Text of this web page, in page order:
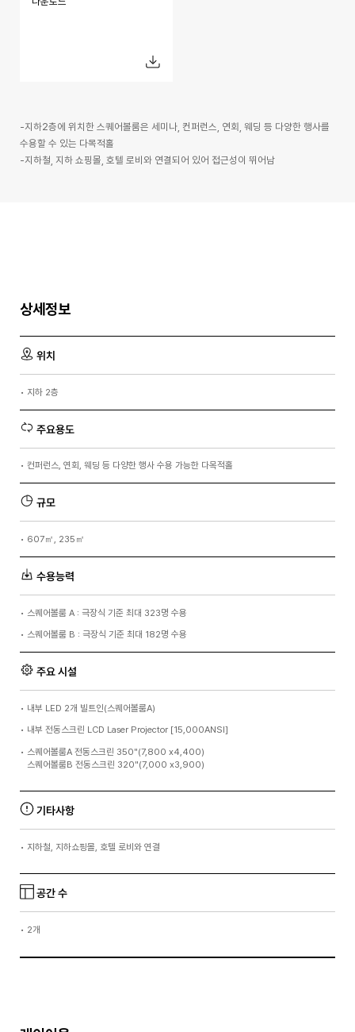
-지하2층에 위치한 스퀘어볼룸은 세미나, 컨퍼런스, 연회, 웨딩 등 다양한 행사를
수용할 수 있는 다목적홀
-지하철, 지하 쇼핑몰, 호텔 로비와 연결되어 있어 접근성이 뛰어남
상세정보
위치
• 지하 2층
주요용도
• 컨퍼런스, 연회, 웨딩 등 다양한 행사 수용 가능한 다목적홀
규모
• 607㎡, 235㎡
수용능력
• 스퀘어볼룸 A : 극장식 기준 최대 323명 수용
• 스퀘어볼룸 B : 극장식 기준 최대 182명 수용
주요 시설
• 내부 LED 2개 빌트인(스퀘어볼룸A)
• 내부 전동스크린 LCD Laser Projector [15,000ANSI]
• 스퀘어볼룸A 전동스크린 350"(7,800 x4,400)
스퀘어볼룸B 전동스크린 320"(7,000 x3,900)
기타사항
• 지하철, 지하쇼핑몰, 호텔 로비와 연결
공간 수
• 2개